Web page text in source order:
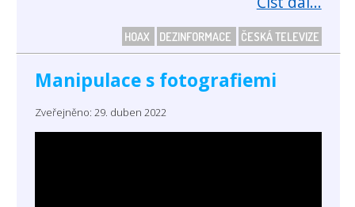
HOAX DEZINFORMACE ČESKÁ TELEVIZE
Manipulace s fotografiemi
Zveřejněno: 29. duben 2022